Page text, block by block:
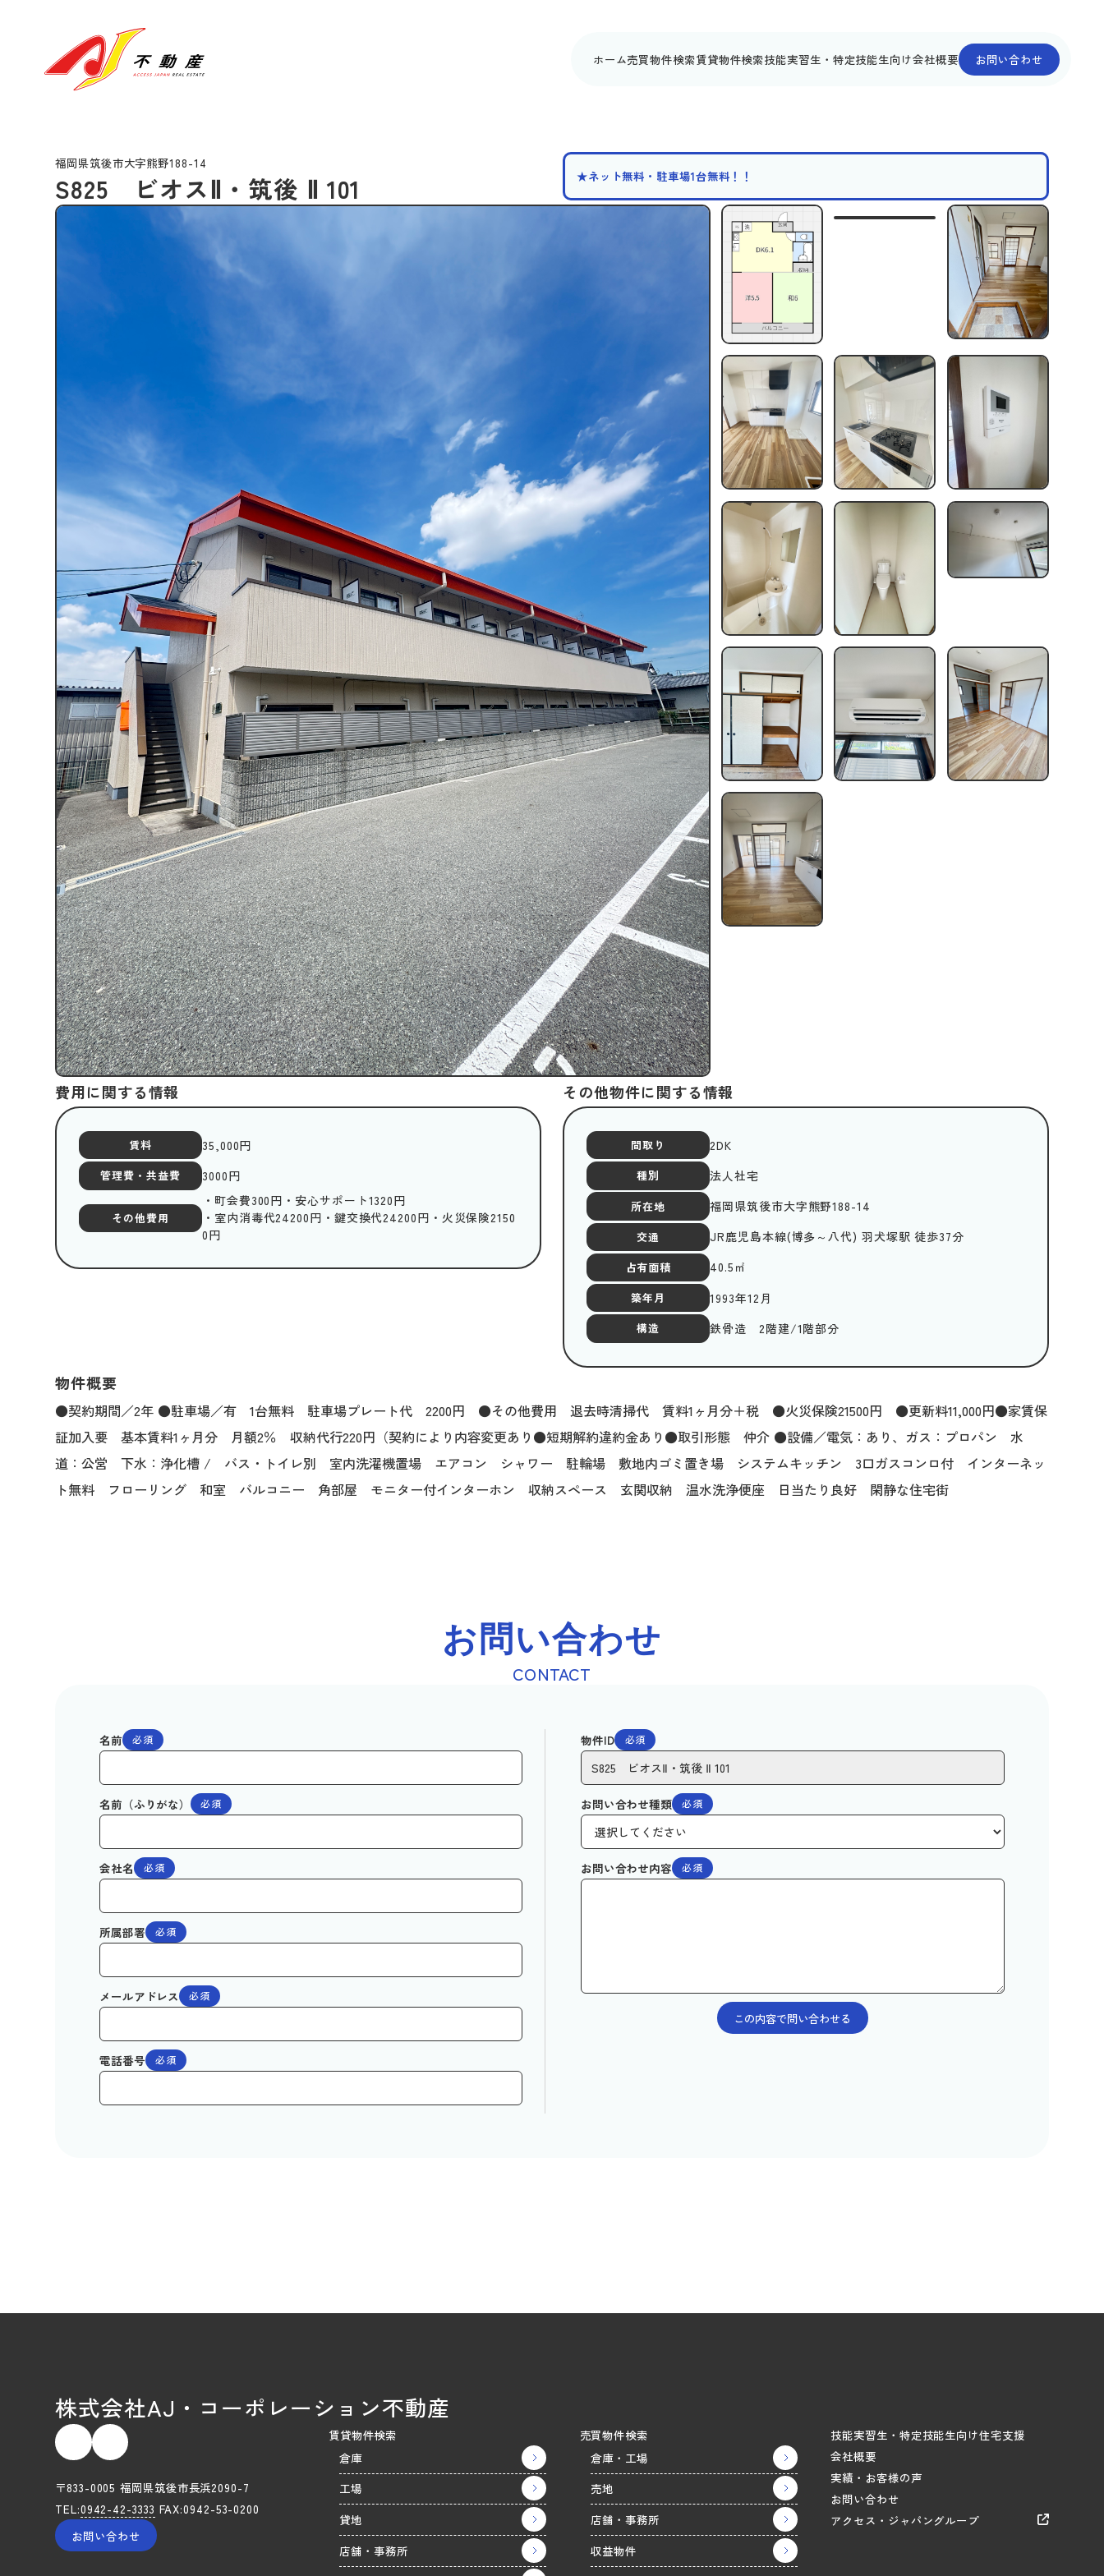
ホーム売買物件検索賃貸物件検索技能実習生・特定技能生向け会社概要 お問い合わせ
福岡県筑後市大字熊野188-14
S825 ビオスⅡ・筑後 Ⅱ 101 ★ネット無料・駐車場1台無料！！
費用に関する情報
賃料 35,000円
管理費・共益費 3000円
その他費用
・町会費300円・安心サポート1320円
・室内消毒代24200円・鍵交換代24200円・火災保険2150
0円
その他物件に関する情報
間取り 2DK
種別 法人社宅
所在地 福岡県筑後市大字熊野188-14
交通 JR鹿児島本線(博多～八代) 羽犬塚駅 徒歩37分
占有面積 40.5 ㎡
築年月 1993年12月
構造 鉄骨造 2階建/1階部分
物件概要
●契約期間／2年 ●駐車場／有 1台無料 駐車場プレート代 2200円 ●その他費用 退去時清掃代 賃料1ヶ月分＋税 ●火災保険21500円 ●更新料11,000円●家賃保
証加入要 基本賃料1ヶ月分 月額2％ 収納代行220円（契約により内容変更あり●短期解約違約金あり●取引形態 仲介 ●設備／電気：あり、ガス：プロパン 水
道：公営 下水：浄化槽 / バス・トイレ別 室内洗濯機置場 エアコン シャワー 駐輪場 敷地内ゴミ置き場 システムキッチン 3口ガスコンロ付 インターネッ
ト無料 フローリング 和室 バルコニー 角部屋 モニター付インターホン 収納スペース 玄関収納 温水洗浄便座 日当たり良好 閑静な住宅街
お問い合わせ
CONTACT
名前 必須
名前（ふりがな） 必須
会社名 必須
所属部署 必須
メールアドレス 必須
電話番号 必須
物件ID 必須
お問い合わせ種類 必須
お問い合わせ内容 必須
株式会社AJ・コーポレーション不動産
〒833-0005 福岡県筑後市長浜2090-7
TEL:0942-42-3333 FAX:0942-53-0200
お問い合わせ
賃貸物件検索
倉庫
工場
貸地
店舗・事務所
売買物件検索
倉庫・工場
売地
店舗・事務所
収益物件
技能実習生・特定技能生向け住宅支援
会社概要
実績・お客様の声
お問い合わせ
アクセス・ジャパングループ